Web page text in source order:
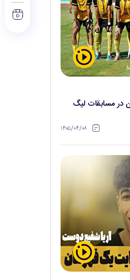
در مسابقات لیگ
۱۴۰۵/۰۴/۰۸